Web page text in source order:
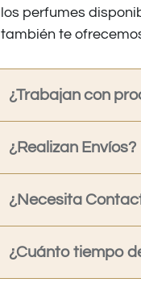
los perfumes
también te
¿Trabajan con
¿Realizan Envíos?
¿Necesita
¿Cuánto tiempo